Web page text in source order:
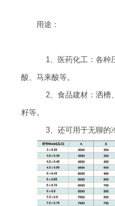
用途：
1、医药化工：各种
酸、马来酸等。
2、食品建材：洒槽
籽等。
3、还可用于无聊的